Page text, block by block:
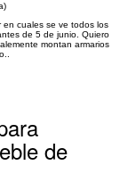
cuales se ve todos los
de 5 de junio. Quiero
montan armarios
de